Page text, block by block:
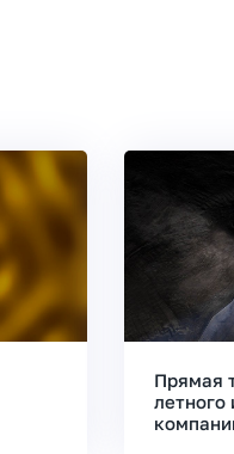
Прямая
летного